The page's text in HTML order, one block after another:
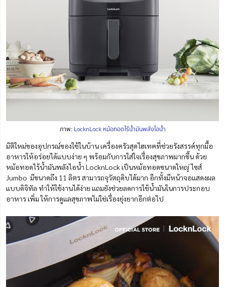
ภาพ: LocknLock หม้อทอดไร้น้ำมันพลังไอน้ำ
มิติใหม่ของอุปกรณ์ของใช้ในบ้าน เครื่องครัวสุดไฮเทคที่ช่วยรังสรรค์ทุกมื้อ
อาหารให้อร่อยได้แบบง่าย ๆ พร้อมกับการใส่ใจเรื่องสุขภาพมากขึ้นด้วย
หม้อทอดไร้น้ำมันพลังไอน้ำ LocknLock เป็นหม้อทอดขนาดใหญ่ ไซส์
Jumbo มีขนาดถึง 11 ลิตร สามารถจุวัตถุดิบได้มาก อีกทั้งมีหน้าจอแสดงผล
แบบดิจิทัล ทำให้ใช้งานได้ง่าย แถมยังช่วยลดการใช้น้ำมันในการประกอบ
อาหาร เพิ่ม ให้การดูแลสุขภาพไม่ใช่เรื่องยุ่งยากอีกต่อไป